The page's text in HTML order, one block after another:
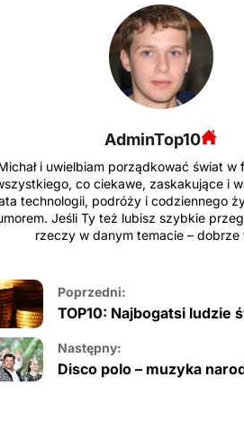
AdminTop10
i uwielbiam porządkować świat
co ciekawe, zaskakujące i
technologii, podróży i codziennego
Jeśli Ty też lubisz szybkie
rzeczy w danym temacie – dobrze
Poprzedni:
TOP10: Najbogatsi ludzie
Następny:
Disco polo – muzyka